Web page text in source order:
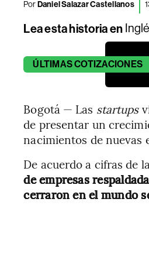
PorDaniel Salazar Castellanos
Lea esta historia en
ÚLTIMASCOTIZACIONES
Bogotá — Las startups
de presentar un
nacimientos de nuevas
De acuerdo a cifras de
de empresas
cerraron en el mundo